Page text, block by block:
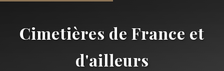
Cimetières de France et
d'ailleurs